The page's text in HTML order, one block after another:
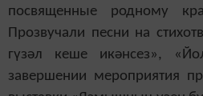
посвященные родному
Прозвучали песни на
гүзәл кеше икәнсез», «
завершении мероприятия